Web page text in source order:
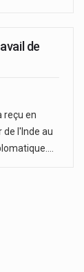
de
reçu en
l'Inde au